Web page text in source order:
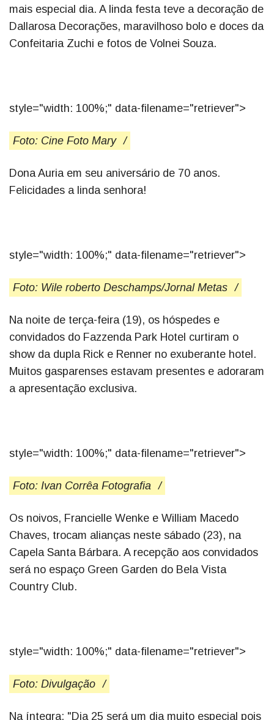
mais especial dia. A linda festa teve a decoração de
Dallarosa Decorações, maravilhoso bolo e doces da
Confeitaria Zuchi e fotos de Volnei Souza.
style="width: 100%;" data-filename="retriever">
Foto: Cine Foto Mary /
Dona Auria em seu aniversário de 70 anos.
Felicidades a linda senhora!
style="width: 100%;" data-filename="retriever">
Foto: Wile roberto Deschamps/Jornal Metas /
Na noite de terça-feira (19), os hóspedes e
convidados do Fazzenda Park Hotel curtiram o
show da dupla Rick e Renner no exuberante hotel.
Muitos gasparenses estavam presentes e adoraram
a apresentação exclusiva.
style="width: 100%;" data-filename="retriever">
Foto: Ivan Corrêa Fotografia /
Os noivos, Francielle Wenke e William Macedo
Chaves, trocam alianças neste sábado (23), na
Capela Santa Bárbara. A recepção aos convidados
será no espaço Green Garden do Bela Vista
Country Club.
style="width: 100%;" data-filename="retriever">
Foto: Divulgação /
Na íntegra: "Dia 25 será um dia muito especial pois